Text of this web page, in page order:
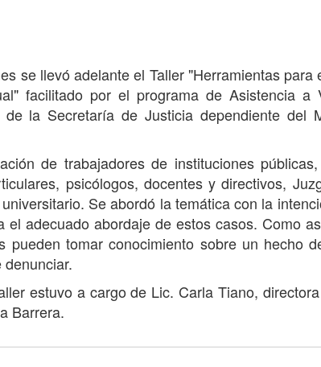
se llevó adelante el Taller "Herramientas
facilitado por el programa de Asistencia
de la Secretaría de Justicia dependiente del
de trabajadores de instituciones
psicólogos, docentes y directivos,
Se abordó la temática con la
el adecuado abordaje de estos casos. Como
pueden tomar conocimiento sobre un hecho
estuvo a cargo de Lic. Carla Tiano,
Barrera.